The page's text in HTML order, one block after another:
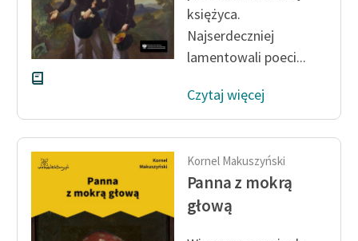
księżyca.
Najserdeczniej
lamentowali poeci...
Czytaj więcej
Kornel Makuszyński
Panna z mokrą
głową